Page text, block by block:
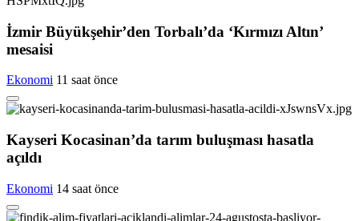
İzmir Büyükşehir’den Torbalı’da ‘Kırmızı Altın’
mesaisi
Ekonomi 11 saat önce
Kayseri Kocasinan’da tarım buluşması hasatla
açıldı
Ekonomi 14 saat önce